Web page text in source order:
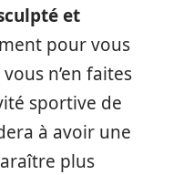
et
pour vous
n’en faites
sportive de
à avoir une
plus